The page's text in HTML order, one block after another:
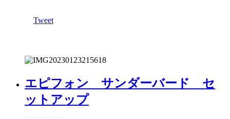
Tweet
エピフォン サンダーバード セ
ットアップ